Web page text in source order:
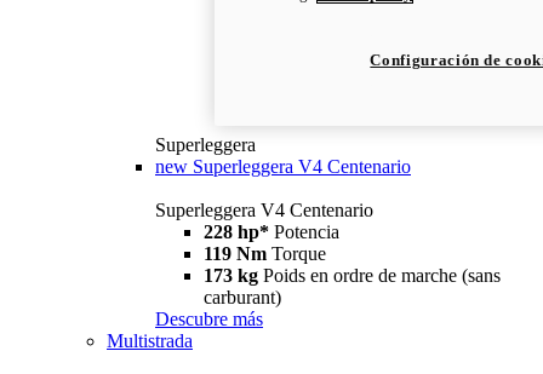
Superleggera
new Superleggera V4 Centenario
Superleggera V4 Centenario
228 hp* Potencia
119 Nm Torque
173 kg Poids en ordre de marche (sans
carburant)
Descubre más
Multistrada
Configuración de